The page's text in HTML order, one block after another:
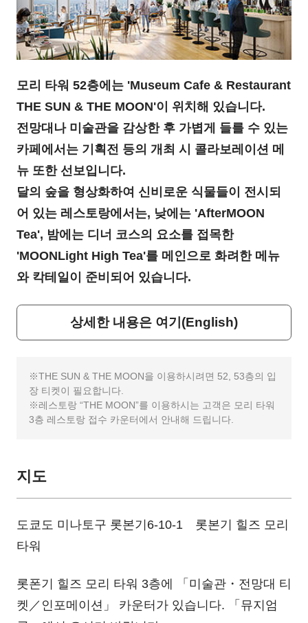
모리 타워 52층에는 'Museum Cafe & Restaurant
THE SUN & THE MOON'이 위치해 있습니다.
전망대나 미술관을 감상한 후 가볍게 들를 수 있는
카페에서는 기획전 등의 개최 시 콜라보레이션 메
뉴 또한 선보입니다.
달의 숲을 형상화하여 신비로운 식물들이 전시되
어 있는 레스토랑에서는, 낮에는 'AfterMOON
Tea', 밤에는 디너 코스의 요소를 접목한
'MOONLight High Tea'를 메인으로 화려한 메뉴
와 칵테일이 준비되어 있습니다.
상세한 내용은 여기(English)
THE SUN & THE MOON을 이용하시려면 52, 53층의 입
장 티켓이 필요합니다.
레스토랑 “THE MOON”를 이용하시는 고객은 모리 타워
3층 레스토랑 접수 카운터에서 안내해 드립니다.
지도
도쿄도 미나토구 롯본기6-10-1 롯본기 힐즈 모리
타워
롯폰기 힐즈 모리 타워 3층에 「미술관・전망대 티
켓／인포메이션」 카운터가 있습니다. 「뮤지엄